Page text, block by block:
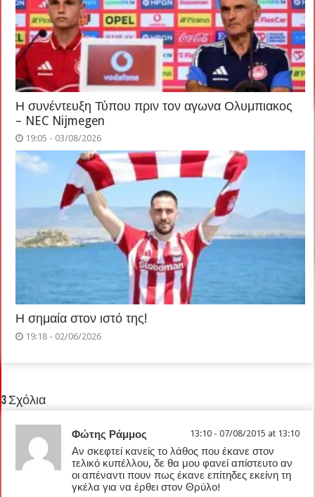
Η συνέντευξη Τύπου πριν τον αγωνα Ολυμπιακος
– NEC Nijmegen
19:05 - 03/08/2026
Η σημαία στον ιστό της!
19:18 - 02/06/2026
3 Σχόλια
Φώτης Ράμμος 13:10 - 07/08/2015 at 13:10
Αν σκεφτεί κανείς το λάθος που έκανε στον
τελικό κυπέλλου, δε θα μου φανεί απίστευτο αν
οι απέναντι πουν πως έκανε επίτηδες εκείνη τη
γκέλα για να έρθει στον Θρύλο!